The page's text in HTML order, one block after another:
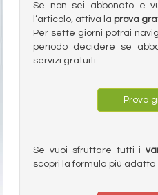
Se non sei abbonato e
l’articolo, attiva la prova
Per sette giorni potrai
periodo decidere se
servizi gratuiti.
Prova
Se vuoi sfruttare tutti i
scopri la formula più